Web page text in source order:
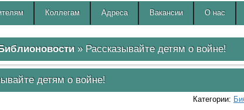
Коллегам Адреса Вакансии О нас
Библионовости» Рассказывайте детям о войне!
детям о войне!
Категории: